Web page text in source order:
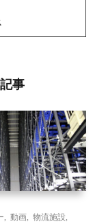
事
動画 物流施設